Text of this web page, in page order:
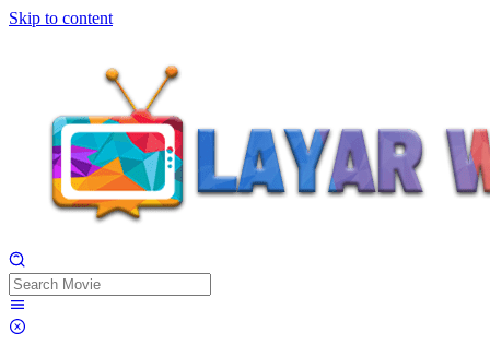
Skip to content